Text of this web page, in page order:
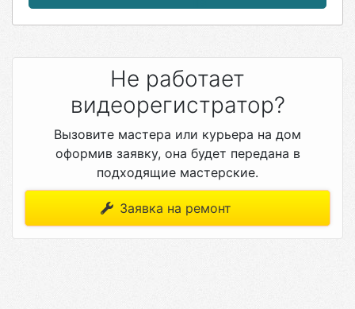
Не работает
видеорегистратор?
Вызовите мастера или курьера на дом
оформив заявку, она будет передана в
подходящие мастерские.
Заявка на ремонт